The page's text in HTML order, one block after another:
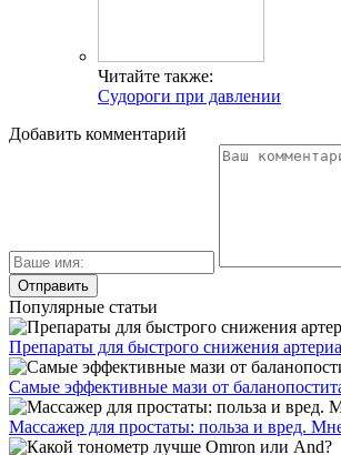
Читайте также:
Судороги при давлении
Добавить комментарий
Популярные статьи
Препараты для быстрого снижения
Самые эффективные мази от
Массажер для простаты: польза и вред.